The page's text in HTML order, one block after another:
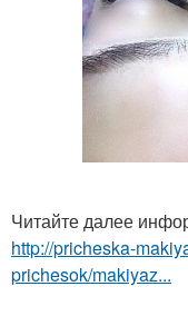
Читайте далее
http://pricheska-
prichesok/makiyaz...